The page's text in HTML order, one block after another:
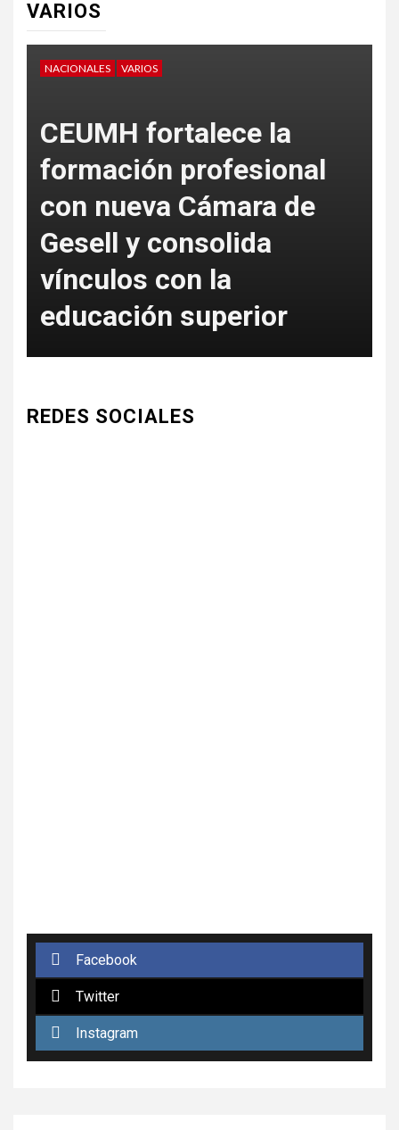
VARIOS
NACIONALES VARIOS
CEUMH fortalece la
formación profesional
con nueva Cámara de
Gesell y consolida
vínculos con la
educación superior
REDES SOCIALES
Facebook
Twitter
Instagram